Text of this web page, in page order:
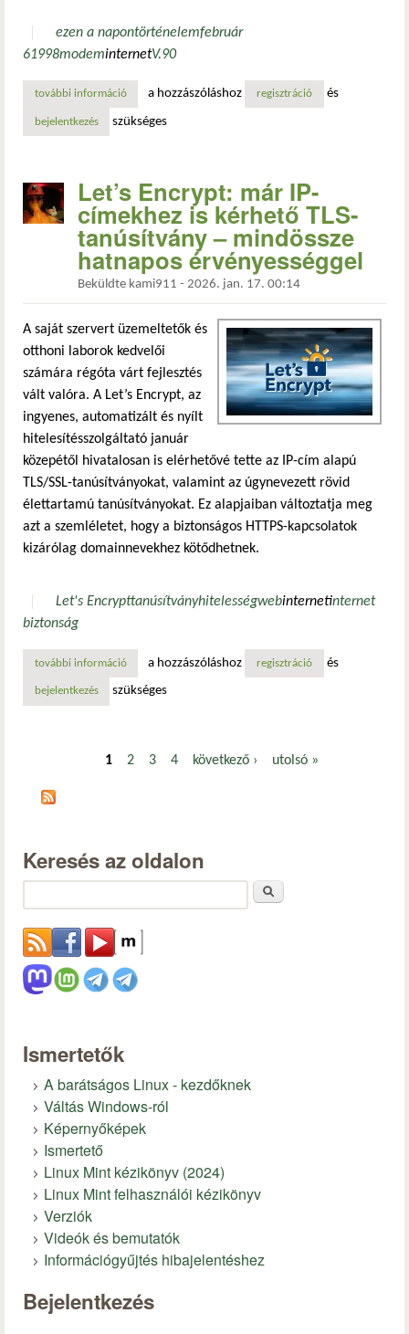
ezen a napontörténelemfebruár
61998modeminternetV.90
további információmodem talking: a betárcsázós internet utolsó nagy
a hozzászóláshoz regisztráció és
bejelentkezés szükséges
Let’s Encrypt: már IP-
címekhez is kérhető TLS-
tanúsítvány – mindössze
hatnapos érvényességgel
Beküldte kami911 - 2026. jan. 17. 00:14
A saját szervert üzemeltetők és
otthoni laborok kedvelői
számára régóta várt fejlesztés
vált valóra. A Let’s Encrypt, az
ingyenes, automatizált és nyílt
hitelesítésszolgáltató január
közepétől hivatalosan is elérhetővé tette az IP-cím alapú
TLS/SSL-tanúsítványokat, valamint az úgynevezett rövid
élettartamú tanúsítványokat. Ez alapjaiban változtatja meg
azt a szemléletet, hogy a biztonságos HTTPS-kapcsolatok
kizárólag domainnevekhez kötődhetnek.
Let's Encrypttanúsítványhitelességwebinternetinternet
biztonság
további információlet’s encrypt: már ip-címekhez is kérhető tls-tanúsítvány –
a hozzászóláshoz regisztráció és
bejelentkezés szükséges
Oldalak
1 2 3 4 következő › utolsó »
Keresés az oldalon
Ismertetők
A barátságos Linux - kezdőknek
Váltás Windows-ról
Képernyőképek
Ismertető
Linux Mint kézikönyv (2024)
Linux Mint felhasználói kézikönyv
Verziók
Videók és bemutatók
Információgyűjtés hibajelentéshez
Bejelentkezés